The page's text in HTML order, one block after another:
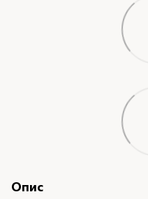
Опис